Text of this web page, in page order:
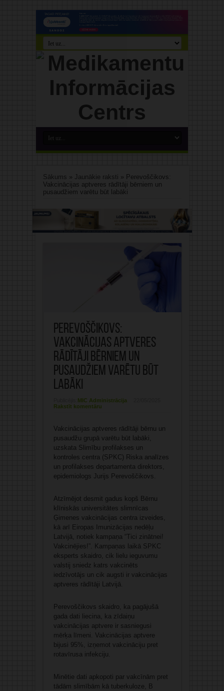
Sākums » Jaunākie raksti » Perevoščikovs:
Vakcinācijas aptveres rādītāji bērniem un
pusaudžiem varētu būt labāki
Perevoščikovs:
Vakcinācijas aptveres
rādītāji bērniem un
pusaudžiem varētu būt
labāki
MIC Administrācija
Rakstīt komentāru
Vakcinācijas aptveres rādītāji bērnu un
pusaudžu grupā varētu būt labāki,
uzskata Slimību profilakses un
kontroles centra (SPKC) Riska analīzes
un profilakses departamenta direktors,
epidemiologs Jurijs Perevoščikovs.
Atzīmējot desmit gadus kopš Bērnu
klīniskās universitātes slimnīcas
Ģimenes vakcinācijas centra izveides,
kā arī Eiropas Imunizācijas nedēļu
Latvijā, notiek kampaņa “Tici zinātnei!
Vakcinējies!”. Kampaņas laikā SPKC
eksperts skaidro, cik lielu ieguvumu
valstij sniedz katrs vakcinēts
iedzīvotājs un cik augsti ir vakcinācijas
aptveres rādītāji Latvijā.
Perevoščikovs skaidro, ka pagājušā
gada dati liecina, ka zīdaiņu
vakcinācijas aptvere ir sasniegusi
mērķa līmeni. Vakcinācijas aptvere
bijusi 95%, izņemot vakcināciju pret
rotavīrusa infekciju.
Minētie dati apkopoti par vakcīnām pret
tādām slimībām kā tuberkuloze, B